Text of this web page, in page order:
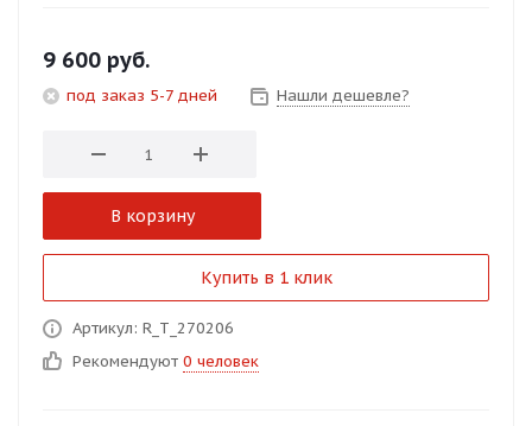
9 600 руб.
под заказ 5-7 дней Нашли дешевле?
В корзину
Купить в 1 клик
Артикул: R_T_270206
Рекомендуют 0 человек
Оставшиеся
% будут
% каждые 2 недели
об оплате Плайтом